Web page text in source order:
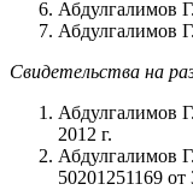
Абдулгалимов
Абдулгалимов
Свидетельства на
Абдулгалимов
2012 г.
Абдулгалимов
50201251169 от